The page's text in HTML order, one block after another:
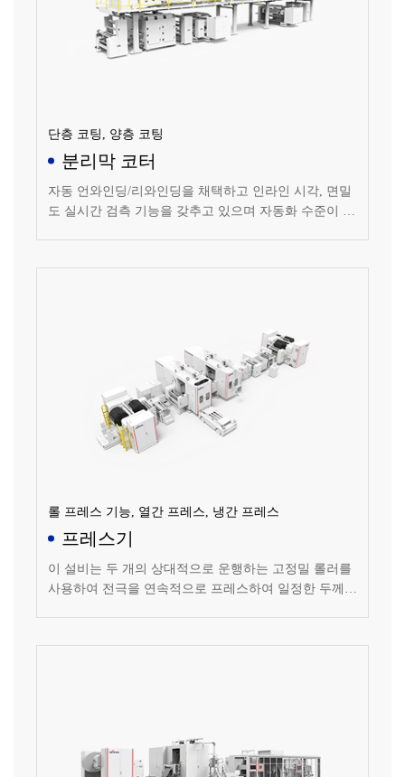
단층 코팅, 양층 코팅
분리막 코터
자동 언와인딩/리와인딩을 채택하고 인라인 시각, 면밀
도 실시간 검측 기능을 갖추고 있으며 자동화 수준이 높
롤 프레스 기능, 열간 프레스, 냉간 프레스
프레스기
이 설비는 두 개의 상대적으로 운행하는 고정밀 롤러를
사용하여 전극을 연속적으로 프레스하여 일정한 두께와
일관성이 좋고 압연 밀도의 호환 범위가 넓습니다.